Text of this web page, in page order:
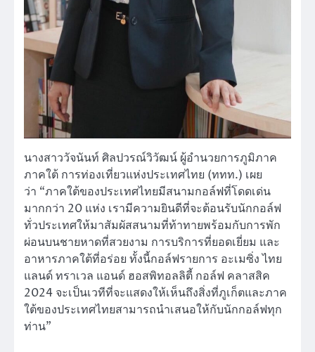
นางสาววัจนันท์ ศิลปวรณ์วิวัฒน์ ผู้อำนวยการภูมิภาค
ภาคใต้ การท่องเที่ยวแห่งประเทศไทย (ททท.) เผย
ว่า “ภาคใต้ของประเทศไทยมีสนามกอล์ฟที่โดดเด่น
มากกว่า 20 แห่ง เรามีความยินดีที่จะต้อนรับนักกอล์ฟ
ทั่วประเทศให้มาสัมผัสสนามที่ท้าทายพร้อมกับการพัก
ผ่อนบนชายหาดที่สวยงาม การบริการที่ยอดเยี่ยม และ
อาหารภาคใต้ที่อร่อย ทั้งนี้กอล์ฟรายการ อะเมซิ่ง ไทย
แลนด์ ทราเวล แอนด์ ฮอสพิทอลลิตี้ กอล์ฟ คลาสสิค
2024 จะเป็นเวทีที่จะแสดงให้เห็นถึงสิ่งที่ภูเก็ตและภาค
ใต้ของประเทศไทยสามารถนำเสนอให้กับนักกอล์ฟทุก
ท่าน”